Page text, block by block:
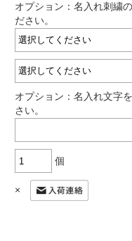
オプション：名入れ刺繍
ださい。
オプション：名入れ文字
さい。
個
×